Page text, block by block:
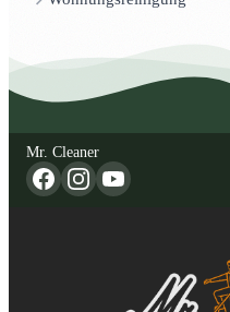
Mr. Cleaner